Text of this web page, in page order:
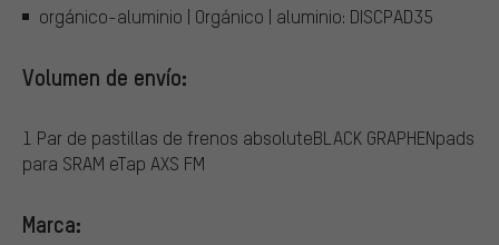
orgánico-aluminio | Orgánico | aluminio: DISCPAD35
Volumen de envío:
1 Par de pastillas de frenos absoluteBLACK GRAPHENpads
para SRAM eTap AXS FM
Marca: